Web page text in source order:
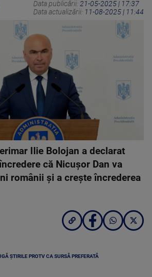
Data publicării: 21-05-2025 | 17:37
Data actualizării: 11-08-2025 | 11:44
Ilie Bolojan a declarat
că Nicușor Dan va
românii și a crește încrederea
ȘTIRILE PROTV CA SURSĂ PREFERATĂ